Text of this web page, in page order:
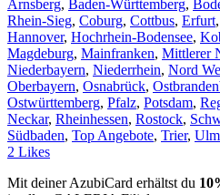
Arnsberg, Baden-Württemberg,
Rhein-Sieg, Coburg, Cottbus, Erfurt,
Hannover, Hochrhein-Bodensee,
Magdeburg, Mainfranken, Mittlerer
Niederbayern, Niederrhein, Nord
Oberbayern, Osnabrück,
Ostwürttemberg, Pfalz, Potsdam,
Neckar, Rheinhessen, Rostock,
Südbaden, Top Angebote, Trier, Ulm
2 Likes
Mit deiner AzubiCard erhältst du